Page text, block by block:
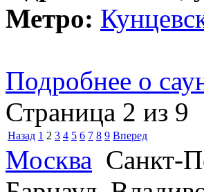
Метро:
Подробнее о
Страница 2 из 9
Назад 1 2 3 4 5 6 7 8 9 Вперед
Москва Санкт-